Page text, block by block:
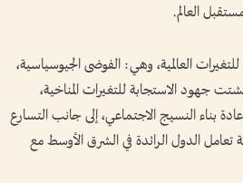
العالم.
العالمية، وهي: الفوضى الجيوسياسية،
جهود الاستجابة للتغيرات المناخية،
بناء النسيج الاجتماعي، إلى جانب التسارع
تعامل الدول الرائدة في الشرق الأوسط مع